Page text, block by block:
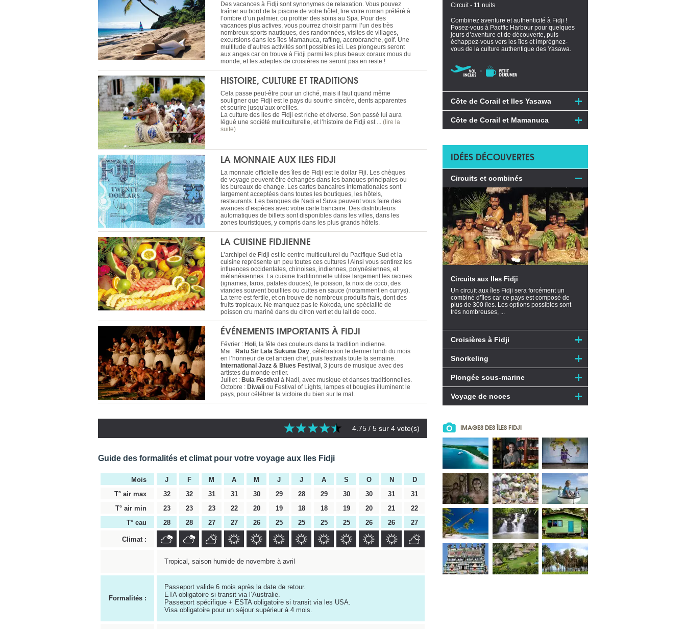
Des vacances à Fidji sont synonymes de relaxation. Vous pouvez
traîner au bord de la piscine de votre hôtel, lire votre roman préféré à
l’ombre d’un palmier, ou profiter des soins au Spa. Pour des
vacances plus actives, vous pourrez choisir parmi l’un des très
nombreux sports nautiques, des randonnées, visites de villages,
excursions dans les îles Mamanuca, rafting, accrobranche, golf. Une
multitude d’autres activités sont possibles ici. Les plongeurs seront
aux anges car on trouve à Fidji parmi les plus beaux coraux mous du
monde, et les adeptes de croisières ne seront pas en reste !
HISTOIRE, CULTURE ET TRADITIONS
Cela passe peut-être pour un cliché, mais il faut quand même
souligner que Fidji est le pays du sourire sincère, dents apparentes
et sourire jusqu’aux oreilles.
La culture des iles de Fidji est riche et diverse. Son passé lui aura
légué une société multiculturelle, et l’histoire de Fidji est ... (lire la
suite)
LA MONNAIE AUX ILES FIDJI
La monnaie officielle des îles de Fidji est le dollar Fiji. Les chèques
de voyage peuvent être échangés dans les banques principales ou
les bureaux de change. Les cartes bancaires internationales sont
largement acceptées dans toutes les boutiques, les hôtels,
restaurants. Les banques de Nadi et Suva peuvent vous faire des
avances d’espèces avec votre carte bancaire. Des distributeurs
automatiques de billets sont disponibles dans les villes, dans les
zones touristiques, y compris dans les plus grands hôtels.
LA CUISINE FIDJIENNE
L’archipel de Fidji est le centre multiculturel du Pacifique Sud et la
cuisine représente un peu toutes ces cultures ! Ainsi vous sentirez les
influences occidentales, chinoises, indiennes, polynésiennes, et
mélanésiennes. La cuisine traditionnelle utilise largement les racines
(ignames, taros, patates douces), le poisson, la noix de coco, des
viandes souvent bouillies ou cuites en sauce (notamment en currys).
La terre est fertile, et on trouve de nombreux produits frais, dont des
fruits tropicaux. Ne manquez pas le Kokoda, une spécialité de
poisson cru mariné dans du citron vert et du lait de coco.
ÉVÉNEMENTS IMPORTANTS À FIDJI
Février : Holi, la fête des couleurs dans la tradition indienne.
Mai : Ratu Sir Lala Sukuna Day, célébration le dernier lundi du mois
en l’honneur de cet ancien chef, puis festivals toute la semaine.
International Jazz & Blues Festival , 3 jours de musique avec des
artistes du monde entier.
Juillet : Bula Festival à Nadi, avec musique et danses traditionnelles.
Octobre : Diwali ou Festival of Lights, lampes et bougies illuminent le
pays, pour célébrer la victoire du bien sur le mal.
4.75 / 5 sur 4 vote(s)
Guide des formalités et climat pour votre voyage aux Iles Fidji
Mois J F M A M J J A S O N
D
T° air max
32 32 31 31 30 29 28 29 30 30 31
31
T° air min
23 23 23 22 20 19 18 18 19 20 21
22
T° eau
28 28 27 27 26 25 25 25 25 26 26 27
Climat :
Tropical, saison humide de novembre à avril
Formalités :
Passeport valide 6 mois après la date de retour.
ETA obligatoire si transit via l’Australie.
Passeport spécifique + ESTA obligatoire si transit via les USA.
Visa obligatoire pour un séjour supérieur à 4 mois.
Circuit - 11 nuits
Combinez aventure et authenticité à Fidji !
Posez-vous à Pacific Harbour pour quelques
jours d’aventure et de découverte, puis
échappez-vous vers les îles et imprégnez-
vous de la culture authentique des Yasawa.
Côte de Corail et Iles Yasawa
Côte de Corail et Mamanuca
IDÉES DÉCOUVERTES
Circuits et combinés
Circuits aux Iles Fidji
Un circuit aux îles Fidji sera forcément un
combiné d’îles car ce pays est composé de
plus de 300 îles. Les options possibles sont
très nombreuses, ...
Croisières à Fidji
Snorkeling
Plongée sous-marine
Voyage de noces
IMAGES DES ÎLES FIDJI